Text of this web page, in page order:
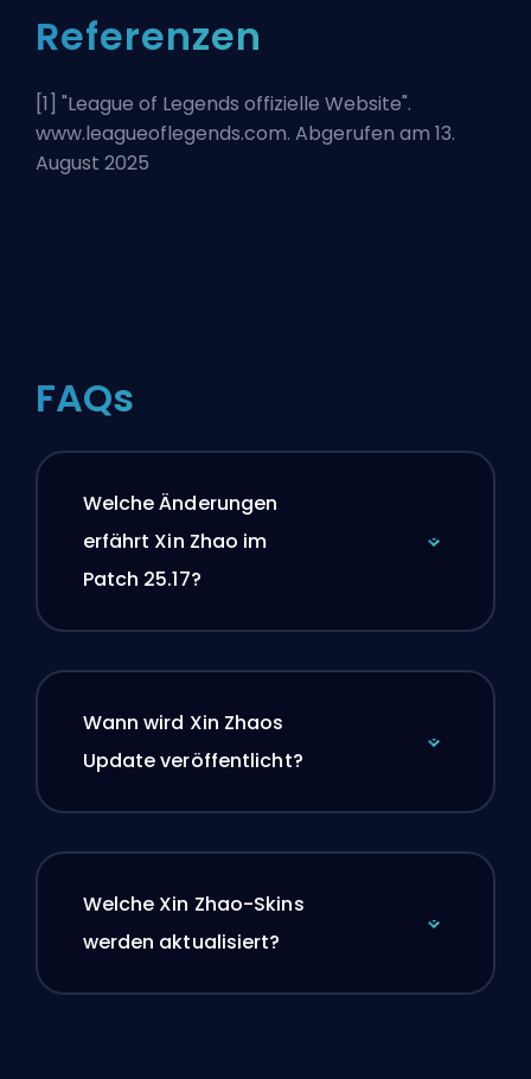
Referenzen
[1] "League of Legends offizielle Website".
www.leagueoflegends.com. Abgerufen am 13.
August 2025
FAQs
Welche Änderungen
erfährt Xin Zhao im
Patch 25.17?
Wann wird Xin Zhaos
Update veröffentlicht?
Welche Xin Zhao-Skins
werden aktualisiert?